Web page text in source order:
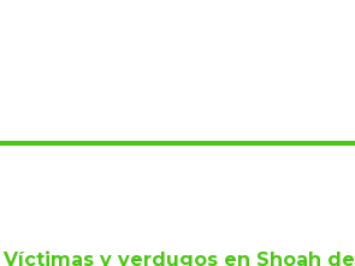
Víctimas y verdugos en Shoah de